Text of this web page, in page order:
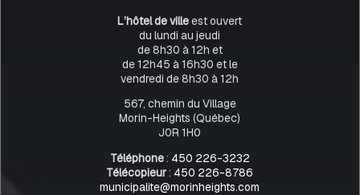
L’hôtel de villeest ouvert
du lundi au jeudi
de 8h30 à 12h et
de 12h45 à 16h30 et le
vendredi de 8h30 à 12h
567, chemin du Village
Morin-Heights (Québec)
J0R 1H0
Téléphone: 450 226-3232
Télécopieur: 450 226-8786
municipalite@morinheights.com